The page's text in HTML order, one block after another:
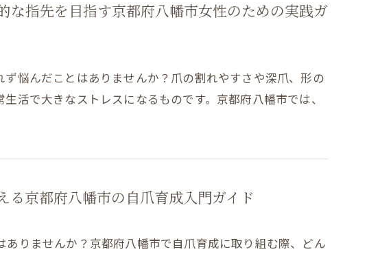
な指先を目指す京都府八幡市女性のための実践ガ
悩んだことはありませんか？爪の割れやすさや深爪、形の
活で大きなストレスになるものです。京都府八幡市では、
る京都府八幡市の自爪育成入門ガイド
りませんか？京都府八幡市で自爪育成に取り組む際、どん